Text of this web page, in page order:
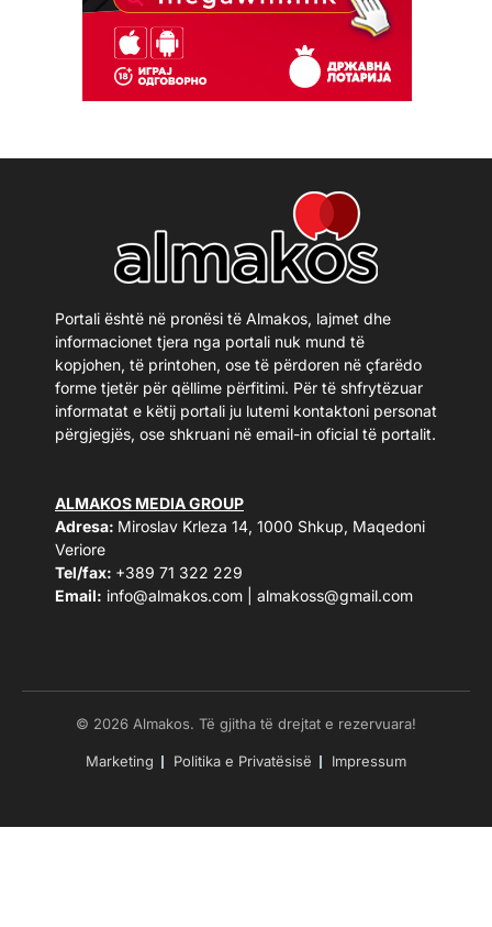
Portali është në pronësi të Almakos, lajmet dhe
informacionet tjera nga portali nuk mund të
kopjohen, të printohen, ose të përdoren në çfarëdo
forme tjetër për qëllime përfitimi. Për të shfrytëzuar
informatat e këtij portali ju lutemi kontaktoni personat
përgjegjës, ose shkruani në email-in oficial të portalit.
ALMAKOS MEDIA GROUP
Adresa: Miroslav Krleza 14, 1000 Shkup, Maqedoni
Veriore
Tel/fax: +389 71 322 229
Email: info@almakos.com almakoss@gmail.com
© 2026 Almakos. Të gjitha të drejtat e rezervuara!
Marketing Politika e Privatësisë Impressum